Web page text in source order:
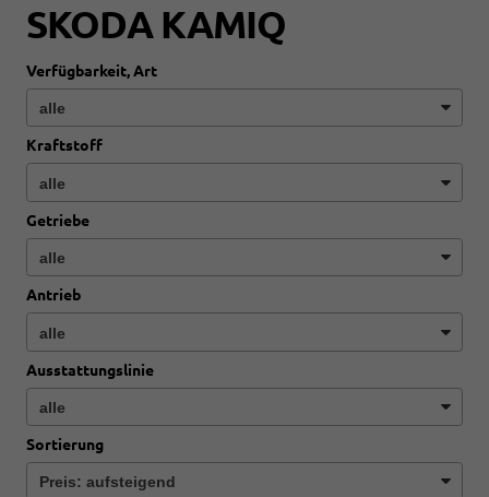
SKODA KAMIQ
Verfügbarkeit, Art
Kraftstoff
Getriebe
Antrieb
Ausstattungslinie
Sortierung